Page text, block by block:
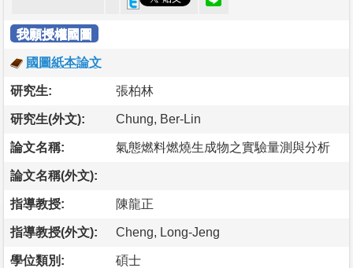
我願授權國圖
國圖紙本論文
研究生: 張柏林
研究生(外文): Chung, Ber-Lin
論文名稱: 氣態燃料燃燒生成物之實驗量測與分析
論文名稱(外文):
指導教授: 陳龍正
指導教授(外文): Cheng, Long-Jeng
學位類別: 碩士